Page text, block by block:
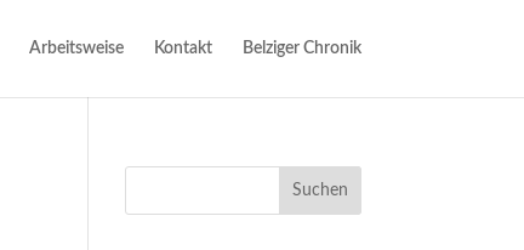
Arbeitsweise Kontakt Belziger Chronik